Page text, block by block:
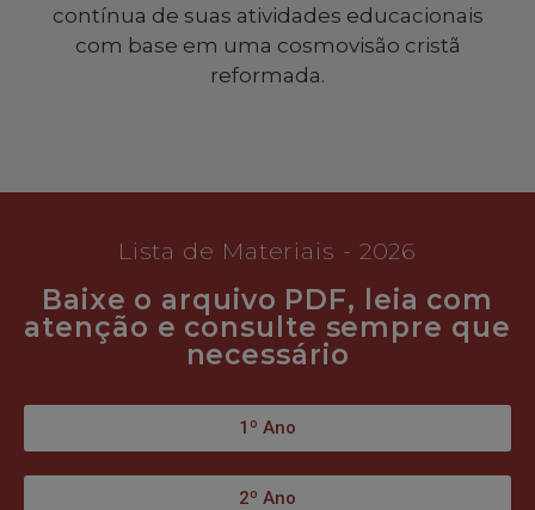
contínua de suas atividades educacionais
com base em uma cosmovisão cristã
reformada.
Lista de Materiais - 2026
Baixe o arquivo PDF, leia com
atenção e consulte sempre que
necessário
1º Ano
2º Ano